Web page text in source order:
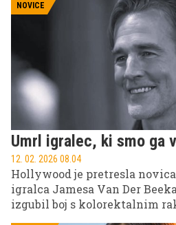
Tolkan je veljal za enega
karakternih igralcev svoje
ga je zapomnilo predvsem po
avtoritativnih vlogah, ki jih je
prepričljivostjo.
NOVICE
Umrl igralec, ki smo ga
12. 02. 2026 08.04
Hollywood je pretresla
igralca Jamesa Van Der
izgubil boj s kolorektalnim